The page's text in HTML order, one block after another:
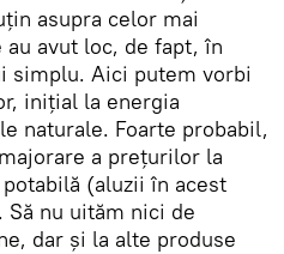
asupra celor mai
avut loc, de fapt, în
simplu. Aici putem vorbi
iniţial la energia
naturale. Foarte probabil,
a preţurilor la
(aluzii în acest
Să nu uităm nici de
dar şi la alte produse